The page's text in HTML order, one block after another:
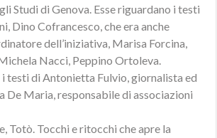
Studi di Genova. Esse riguardano i testi
Dino Cofrancesco, che era anche
dell’iniziativa, Marisa Forcina,
Nacci, Peppino Ortoleva.
i testi di Antonietta Fulvio, giornalista ed
De Maria, responsabile di associazioni
Totò. Tocchi e ritocchi che apre la